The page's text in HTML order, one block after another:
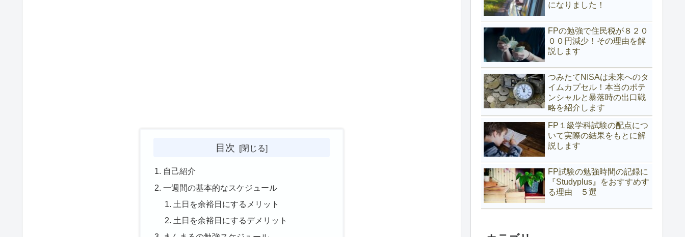
目次
自己紹介
一週間の基本的なスケジュール
土日を余裕日にするメリット
土日を余裕日にするデメリット
になりました！
FPの勉強で住民税が８２０
００円減少！その理由を解
説します
つみたてNISAは未来へのタ
イムカプセル！本当のポテ
ンシャルと暴落時の出口戦
略を紹介します
FP１級学科試験の配点につ
いて実際の結果をもとに解
説します
FP試験の勉強時間の記録に
『Studyplus』をおすすめす
る理由 ５選